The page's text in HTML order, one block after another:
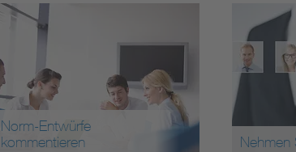
Norm-Entwürfe
kommentieren
Nehmen